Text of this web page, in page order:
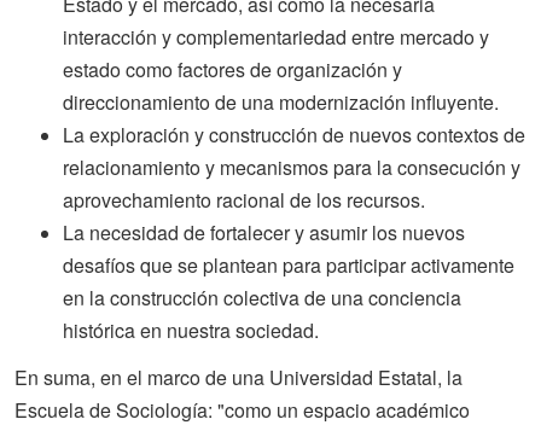
interacción y complementariedad entre mercado y
estado como factores de organización y
direccionamiento de una modernización influyente.
La exploración y construcción de nuevos contextos de
relacionamiento y mecanismos para la consecución y
aprovechamiento racional de los recursos.
La necesidad de fortalecer y asumir los nuevos
desafíos que se plantean para participar activamente
en la construcción colectiva de una conciencia
histórica en nuestra sociedad.
En suma, en el marco de una Universidad Estatal, la
Escuela de Sociología: "como un espacio académico